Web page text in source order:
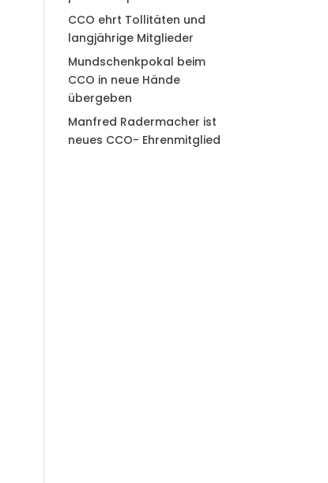
CCO ehrt Tollitäten und
langjährige Mitglieder
Mundschenkpokal beim
CCO in neue Hände
übergeben
Manfred Radermacher ist
neues CCO- Ehrenmitglied